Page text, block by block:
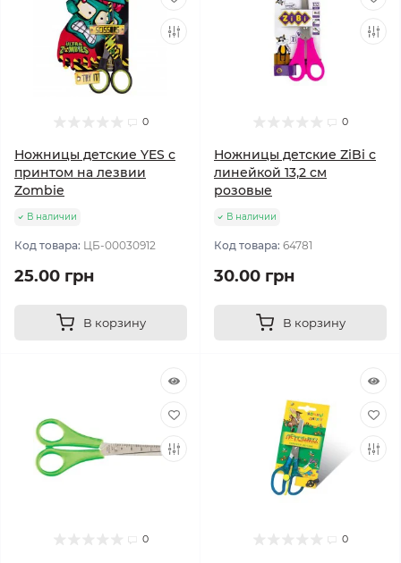
0
Ножницы детские YES с
принтом на лезвии
Zombie
В наличии
Код товара: ЦБ-00030912
25.00 грн
В корзину
0
Ножницы детские ZiBi с
линейкой 13,2 см
розовые
В наличии
Код товара: 64781
30.00 грн
В корзину
0 0